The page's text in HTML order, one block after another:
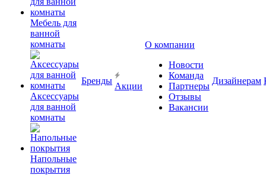
Мебель для
ванной
комнаты
Аксессуары
для ванной
комнаты
Напольные
покрытия
Бренды
Акции
О компании
Новости
Команда
Партнеры
Отзывы
Вакансии
Дизайнерам